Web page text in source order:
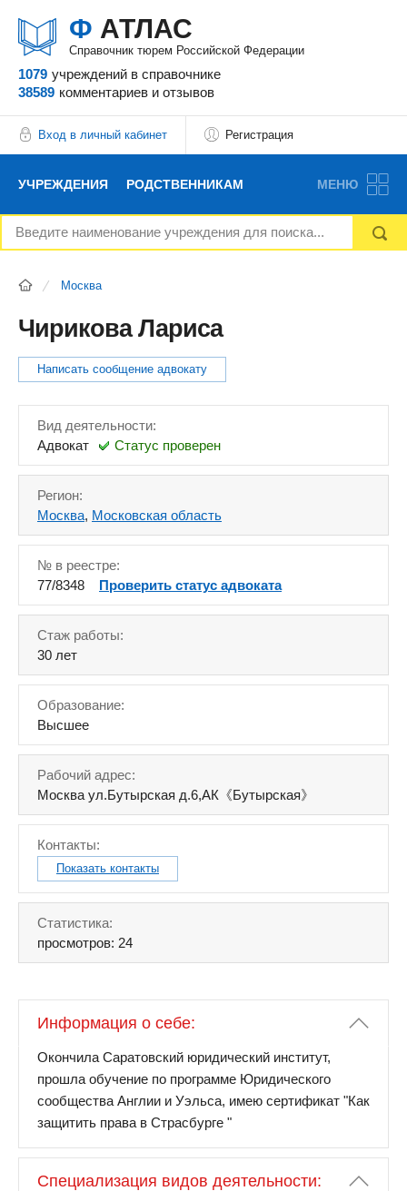
Ф АТЛАС
Справочник тюрем Российской Федерации
1079 учреждений в справочнике
38589 комментариев и отзывов
Вход в личный кабинет Регистрация
УЧРЕЖДЕНИЯ РОДСТВЕННИКАМ
НОВОСТИ БЛОГ АДВОКАТЫ
РЕКЛАМОДАТЕЛЯМ
МЕНЮ
Москва
Чирикова Лариса
Написать сообщение адвокату
Вид деятельности:
Адвокат
Статус проверен
Регион:
Москва, Московская область
№ в реестре:
77/8348 Проверить статус адвоката
Стаж работы:
30 лет
Образование:
Высшее
Рабочий адрес:
Москва ул.Бутырская д.6,АК《Бутырская》
Контакты:
Показать контакты
Статистика:
просмотров: 24
Информация о себе:
Окончила Саратовский юридический институт,
прошла обучение по программе Юридического
сообщества Англии и Уэльса, имею сертификат "Как
защитить права в Страсбурге "
Специализация видов деятельности: